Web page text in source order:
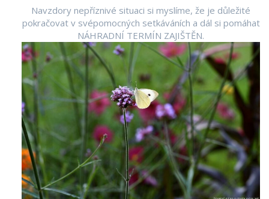
Navzdory nepříznivé situaci si myslíme, že je důležité
pokračovat v svépomocných setkáváních a dál si pomáhat
NÁHRADNÍ TERMÍN ZAJIŠTĚN.